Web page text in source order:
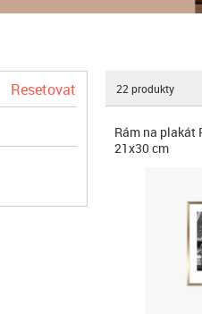
Resetovat 22 produkty
Rám na plakát
21x30 cm